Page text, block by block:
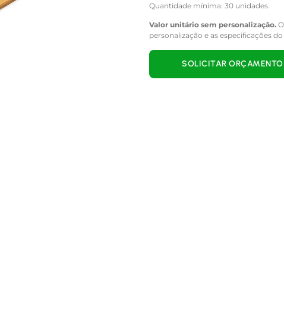
Quantidade mínima: 30 unidades.
Valor unitário sem personalização.
personalização e as especificações
SOLICITAR ORÇAMENTO